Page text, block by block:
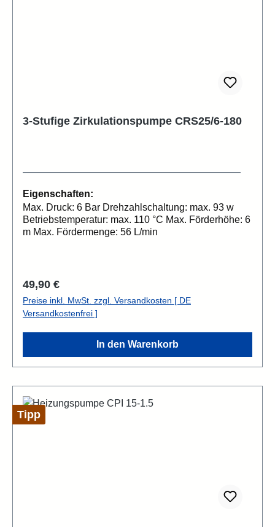
3-Stufige Zirkulationspumpe CRS25/6-180
Eigenschaften:
Max. Druck: 6 Bar Drehzahlschaltung: max. 93 w
Betriebstemperatur: max. 110 °C Max. Förderhöhe: 6
m Max. Fördermenge: 56 L/min
Regulärer Preis:
49,90 €
Preise inkl. MwSt. zzgl. Versandkosten [ DE
Versandkostenfrei ]
In den Warenkorb
Tipp